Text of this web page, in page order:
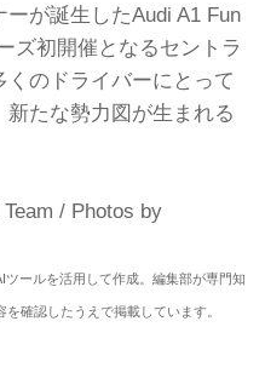
が誕生したAudi A1 Fun
ズ初開催となるセントラ
のドライバーにとって
たな勢力図が生まれる
/ Photos by
ールを活用して作成。編集部が専門知
確認したうえで掲載しています。